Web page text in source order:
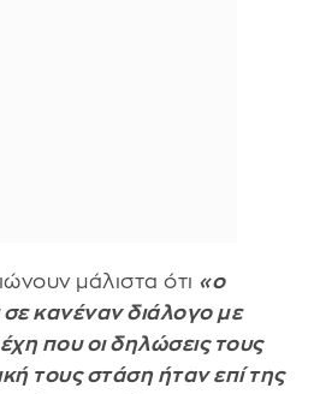
μάλιστα ότι «ο
σε κανέναν διάλογο με
που οι δηλώσεις τους
τους στάση ήταν επί της